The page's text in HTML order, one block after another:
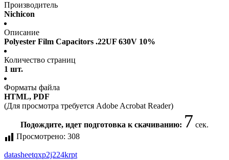
Производитель
Nichicon
Описание
Polyester Film Capacitors .22UF 630V 10%
Количество страниц
1 шт.
Форматы файла
HTML, PDF
(Для просмотра требуется Adobe Acrobat Reader)
Подождите, идет подготовка к скачиванию: 7 сек.
Просмотрено: 308
datasheetqxp2j224krpt